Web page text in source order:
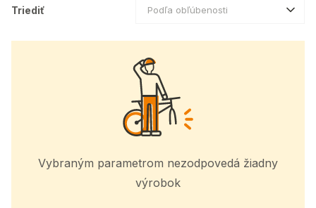
Triediť Podľa obľúbenosti
Vybraným parametrom nezodpovedá žiadny
výrobok